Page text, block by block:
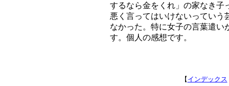
するなら金をくれ」の家なき子
悪く言ってはいけないっていう
なかった。特に女子の言葉遣い
す。個人の感想です。
【 インデックス